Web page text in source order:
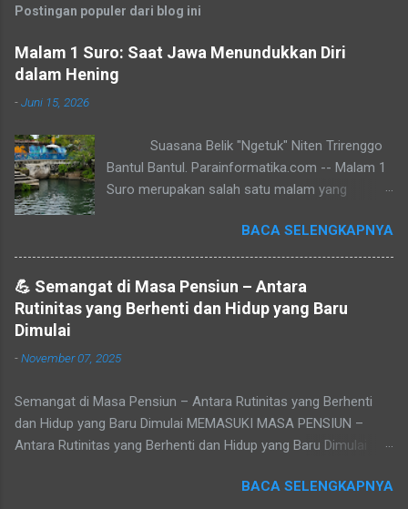
Postingan populer dari blog ini
Malam 1 Suro: Saat Jawa Menundukkan Diri
dalam Hening
-Juni 15, 2026
Suasana Belik "Ngetuk" Niten Trirenggo
Bantul Bantul. Parainformatika.com -- Malam 1
Suro merupakan salah satu malam yang
Jawa. Malam ini menandai pergantian tahun
dalam penanggalan Jawa yang diwariskan sejak
masa Sultan Agung Mataram. Bagi sebagian
orang, Malam 1 Suro bukan sekadar pergantian
tahun, tetapi juga momentum untuk melakukan
kepada Tuhan Yang Maha Esa. � Di berbagai
tradisi yang masih lestari hingga kini. Meski
bentuknya berbeda-beda, semuanya memiliki
tujuan yang hampir sama, yaitu membersihkan
merenungkan perjalanan hidup yang telah dilalui.
BACA SELENGKAPNYA
💪 Semangat di Masa Pensiun – Antara
Rutinitas yang Berhenti dan Hidup yang Baru
Dimulai
-November 07, 2025
Semangat di Masa Pensiun – Antara Rutinitas yang Berhenti
dan Hidup yang Baru Dimulai MEMASUKI MASA PENSIUN –
Antara Rutinitas yang Berhenti dan Hidup yang Baru Dimulai
datang setelah rutinitas berakhir, dan peluang baru untuk
BACA SELENGKAPNYA